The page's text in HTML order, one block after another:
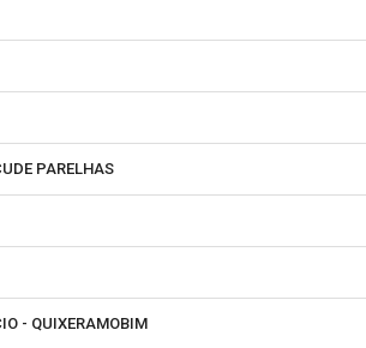
PARELHAS
- QUIXERAMOBIM